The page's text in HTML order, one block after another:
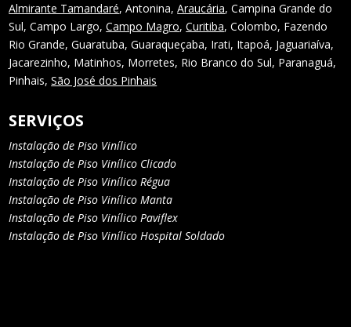
Almirante Tamandaré, Antonina,Araucária, Campina Grande do
Sul, Campo Largo,Campo Magro,Curitiba, Colombo, Fazendo
Rio Grande, Guaratuba, Guaraqueçaba, Irati, Itapoá, Jaguariaíva,
Jacarezinho, Matinhos, Morretes, Rio Branco do Sul, Paranaguá,
Pinhais,São José dos Pinhais
SERVIÇOS
Instalação de Piso Vinílico
Instalação de Piso Vinílico Clicado
Instalação de Piso Vinílico Régua
Instalação de Piso Vinílico Manta
Instalação de Piso Vinílico Paviflex
Instalação de Piso Vinílico Hospital Soldado